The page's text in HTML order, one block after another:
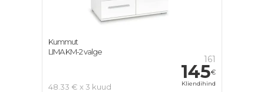
161
145€
Kliendihind
48.33 € x 3 kuud
Kummut
LIMA KM-2 valge